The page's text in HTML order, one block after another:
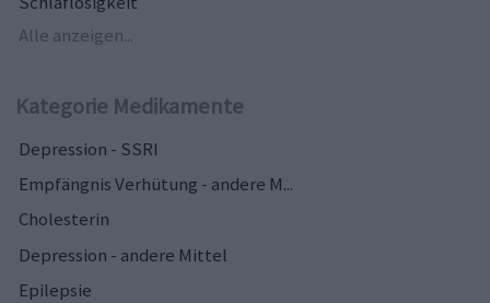
Alle anzeigen...
Kategorie Medikamente
Depression - SSRI
Empfängnis Verhütung - andere M...
Cholesterin
Depression - andere Mittel
Epilepsie